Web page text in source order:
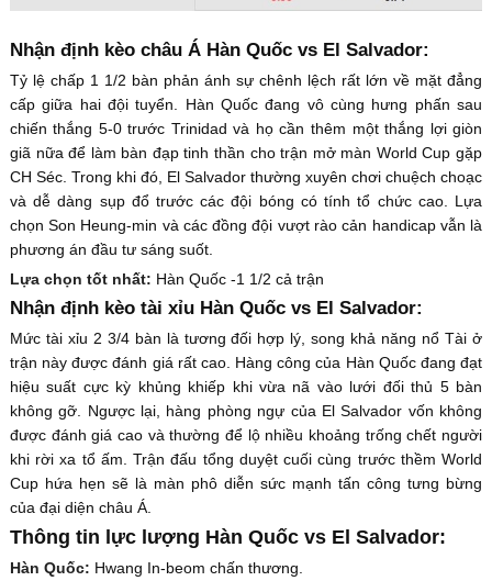
Nhận định kèo châu Á Hàn Quốc vs El Salvador:
Tỷ lệ chấp 1 1/2 bàn phản ánh sự chênh lệch rất lớn về mặt đẳng
cấp giữa hai đội tuyển. Hàn Quốc đang vô cùng hưng phấn sau
chiến thắng 5-0 trước Trinidad và họ cần thêm một thắng lợi giòn
giã nữa để làm bàn đạp tinh thần cho trận mở màn World Cup gặp
CH Séc. Trong khi đó, El Salvador thường xuyên chơi chuệch choạc
và dễ dàng sụp đổ trước các đội bóng có tính tổ chức cao. Lựa
chọn Son Heung-min và các đồng đội vượt rào cản handicap vẫn là
phương án đầu tư sáng suốt.
Lựa chọn tốt nhất: Hàn Quốc -1 1/2 cả trận
Nhận định kèo tài xỉu Hàn Quốc vs El Salvador:
Mức tài xỉu 2 3/4 bàn là tương đối hợp lý, song khả năng nổ Tài ở
trận này được đánh giá rất cao. Hàng công của Hàn Quốc đang đạt
hiệu suất cực kỳ khủng khiếp khi vừa nã vào lưới đối thủ 5 bàn
không gỡ. Ngược lại, hàng phòng ngự của El Salvador vốn không
được đánh giá cao và thường để lộ nhiều khoảng trống chết người
khi rời xa tổ ấm. Trận đấu tổng duyệt cuối cùng trước thềm World
Cup hứa hẹn sẽ là màn phô diễn sức mạnh tấn công tưng bừng
của đại diện châu Á.
Thông tin lực lượng Hàn Quốc vs El Salvador:
Hàn Quốc: Hwang In-beom chấn thương.